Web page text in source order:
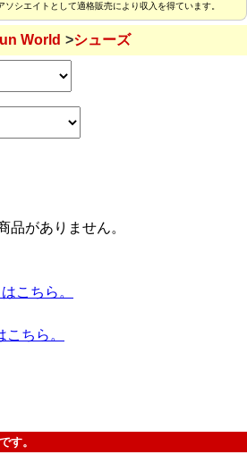
シエイトとして適格販売により収入を得ています。
World シューズ
品がありません。
こちら。
ちら。
す。